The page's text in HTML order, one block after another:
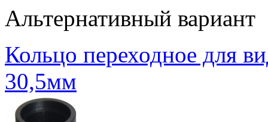
Альтернативный вариант
Кольцо переходное для
30,5мм